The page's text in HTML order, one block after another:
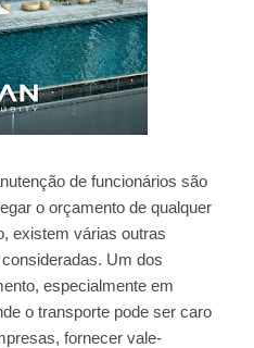
de funcionários são
o orçamento de qualquer
existem várias outras
Um dos
especialmente em
o transporte pode ser caro
fornecer vale-